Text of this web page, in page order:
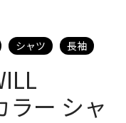
シャツ 長袖
ラー シャ